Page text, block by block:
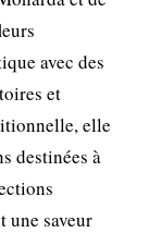
avec des
et
elle
destinées à
une saveur